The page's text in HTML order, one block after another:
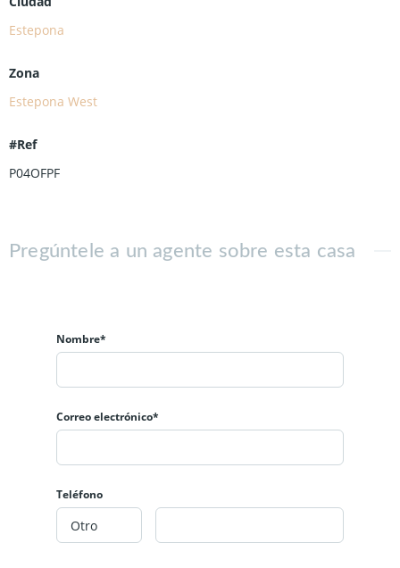
Estepona
Zona
Estepona West
#Ref
P04OFPF
Pregúntele a un agente sobre esta casa
Nombre*
Correo electrónico*
Teléfono